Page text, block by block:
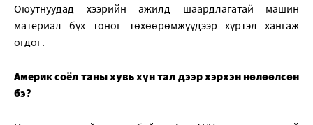
Оюутнуудад хээрийн ажилд шаардлагатай машин
материал бүх тоног төхөөрөмжүүдээр хүртэл хангаж
өгдөг.
Америк соёл таны хувь хүн тал дээр хэрхэн нөлөөлсөн
бэ?